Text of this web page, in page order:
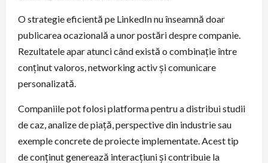
O strategie eficientă pe LinkedIn nu înseamnă doar
publicarea ocazională a unor postări despre companie.
Rezultatele apar atunci când există o combinație între
conținut valoros, networking activ și comunicare
personalizată.
Companiile pot folosi platforma pentru a distribui studii
de caz, analize de piață, perspective din industrie sau
exemple concrete de proiecte implementate. Acest tip
de conținut generează interacțiuni și contribuie la